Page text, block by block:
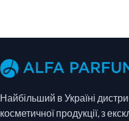
Найбільший в Україні
косметичної продукції, з